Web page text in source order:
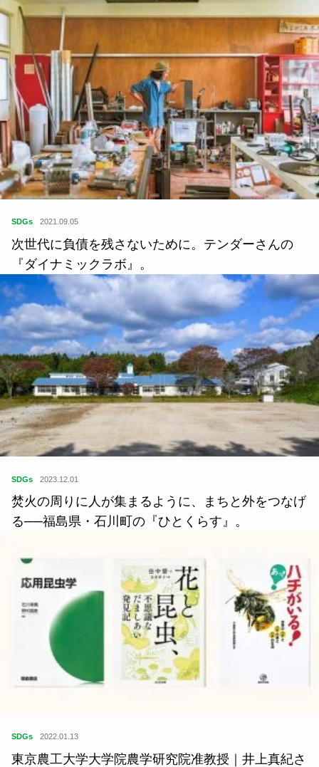
SDGs 2021.09.05
次世代に負債を残さないために。テンダーさんの
『ダイナミックラボ』。
SDGs 2023.12.01
焚火の周りに人が集まるように、まちと外をつなげ
る──福島県・石川町の『ひとくらす』。
SDGs 2022.01.13
東京農工大学大学院農学研究院准教授｜井上真紀さ